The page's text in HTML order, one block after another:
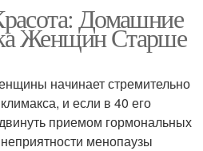
Домашние
Женщин Старше
начинает стремительно
и если в 40 его
приемом гормональных
менопаузы